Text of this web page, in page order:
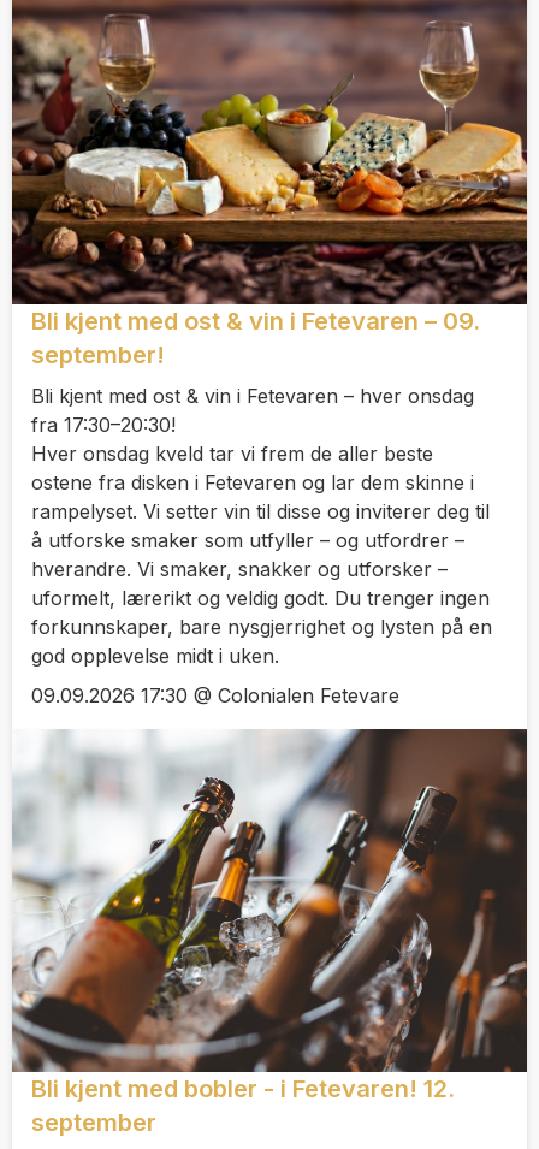
Bli kjent med ost & vin i Fetevaren – 09.
september!
Bli kjent med ost & vin i Fetevaren – hver onsdag
fra 17:30–20:30!
Hver onsdag kveld tar vi frem de aller beste
ostene fra disken i Fetevaren og lar dem skinne i
rampelyset. Vi setter vin til disse og inviterer deg til
å utforske smaker som utfyller – og utfordrer –
hverandre. Vi smaker, snakker og utforsker –
uformelt, lærerikt og veldig godt. Du trenger ingen
forkunnskaper, bare nysgjerrighet og lysten på en
god opplevelse midt i uken.
09.09.2026 17:30 @ Colonialen Fetevare
Bli kjent med bobler - i Fetevaren! 12.
september